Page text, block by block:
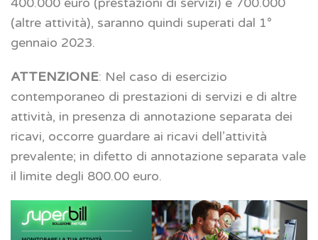
(altre attività), saranno quindi superati dal 1°
gennaio 2023.
ATTENZIONE: Nel caso di esercizio
contemporaneo di prestazioni di servizi e di altre
attività, in presenza di annotazione separata dei
ricavi, occorre guardare ai ricavi dell’attività
prevalente; in difetto di annotazione separata vale
il limite degli 800.00 euro.